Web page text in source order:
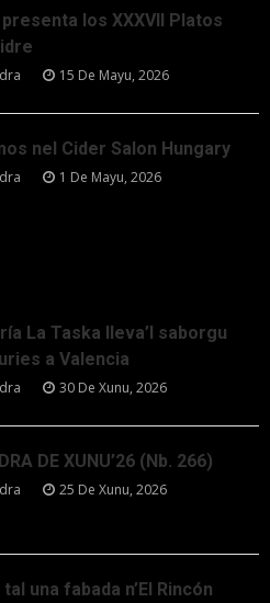
presenta los XXXVII Platos
15 De Mayu, 2026
nel Cider Salon Hungary
1 De Mayu, 2026
La Taska lleva’l saborgu
a Valencia
30 De Xunu, 2026
DE XUNU’26 (Nb. 266)
25 De Xunu, 2026
tal una fabada n’El Rincón